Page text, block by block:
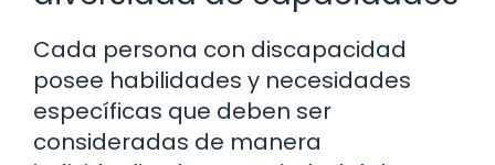
Cada persona con discapacidad
posee habilidades y necesidades
específicas que deben ser
consideradas de manera